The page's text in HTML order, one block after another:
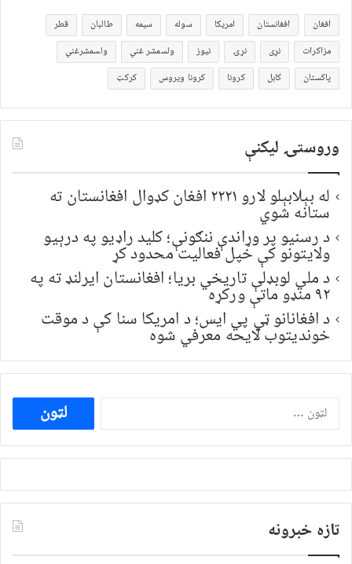
افغان افغانستان امریکا سوله سیمه طالبان
قطر
مزاکرات
نړی نړۍ نیوز ولسمشر غني
ولسمشرغني
پاکستان
کابل کرونا کرونا ویروس کرکټ
وروستۍ ليکنې
له بېلابېلو لارو ۲۲۲۱ افغان کډوال افغانستان ته
ستانه شوي
د رسنیو پر وړاندې ننګونې؛ کلید راډیو په درېیو
ولایتونو کې خپل فعالیت محدود کړ
د ملي لوبډلې تاریخي بریا؛ افغانستان ایرلنډ ته په
۹۲ منډو ماتې ورکړه
د افغانانو ټي پي ایس؛ د امریکا سنا کې د موقت
خونديتوب لایحه معرفي شوه
ددی
لپاره
لټون:
تازه خبرونه